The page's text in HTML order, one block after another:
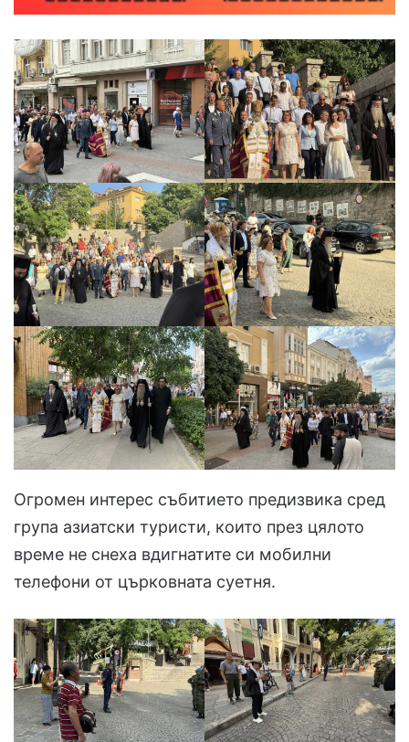
Огромен интерес събитието предизвика сред
група азиатски туристи, които през цялото
време не снеха вдигнатите си мобилни
телефони от църковната суетня.